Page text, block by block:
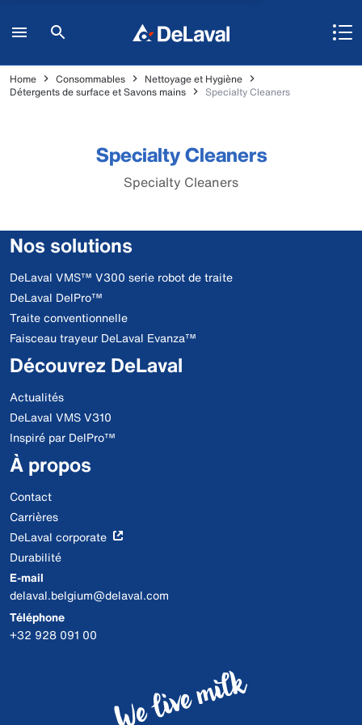
Home Consommables
Nettoyage et Hygiène
Détergents de surface et Savons mains
Specialty Cleaners
Specialty Cleaners
Specialty Cleaners
Nos solutions
DeLaval VMS™ V300 serie robot de traite
DeLaval DelPro™
Traite conventionnelle
Faisceau trayeur DeLaval Evanza™
Découvrez DeLaval
Actualités
DeLaval VMS V310
Inspiré par DelPro™
À propos
Contact
Carrières
DeLaval corporate
Durabilité
E-mail
delaval.belgium@delaval.com
Téléphone
+32 928 091 00